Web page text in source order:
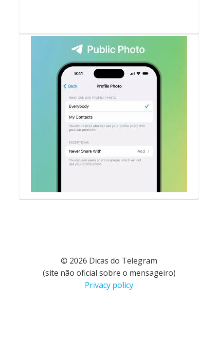
© 2026 Dicas do Telegram
(site não oficial sobre o mensageiro)
Privacy policy